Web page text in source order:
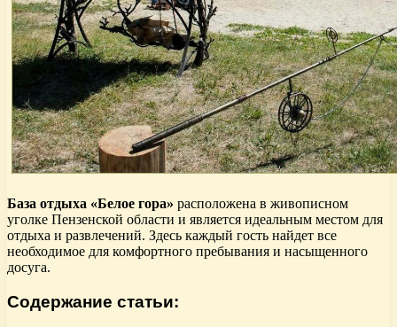
База отдыха «Белое гора» расположена в живописном
уголке Пензенской области и является идеальным местом для
отдыха и развлечений. Здесь каждый гость найдет все
необходимое для комфортного пребывания и насыщенного
досуга.
Содержание статьи: